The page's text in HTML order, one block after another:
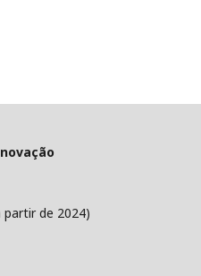
partir de 2024)